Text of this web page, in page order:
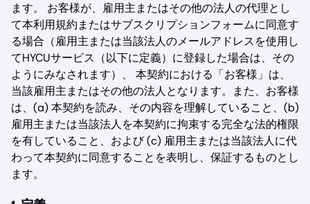
ます。 お客様が、雇用主またはその他の法人の代理とし
て本利用規約またはサブスクリプションフォームに同意す
る場合（雇用主または当該法人のメールアドレスを使用し
てHYCUサービス（以下に定義）に登録した場合は、その
ようにみなされます）、 本契約における「お客様」は、
当該雇用主またはその他の法人となります。また、お客様
は、(a) 本契約を読み、その内容を理解していること、(b)
雇用主または当該法人を本契約に拘束する完全な法的権限
を有していること、および (c) 雇用主または当該法人に代
わって本契約に同意することを表明し、保証するものとし
ます。